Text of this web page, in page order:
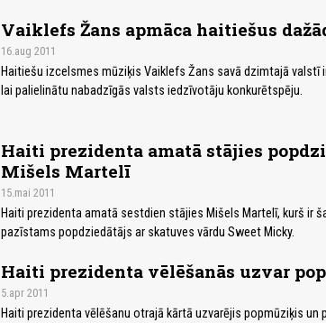
Vaiklefs Žans apmāca haitiešus
16.aug 2011
Haitiešu izcelsmes mūziķis Vaiklefs Žans savā dzimtajā valstī
lai palielinātu nabadzīgās valsts iedzīvotāju konkurētspēju.
Haiti prezidenta amatā stājies
Mišels Martelī
15.mai 2011
Haiti prezidenta amatā sestdien stājies Mišels Martelī, kurš ir
pazīstams popdziedātājs ar skatuves vārdu Sweet Micky.
Haiti prezidenta vēlēšanās uzvar
5.apr 2011
Haiti prezidenta vēlēšanu otrajā kārtā uzvarējis popmūziķis un